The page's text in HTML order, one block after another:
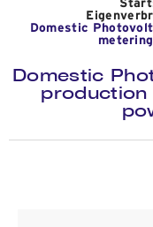
Das
Domestic
Domestic
production